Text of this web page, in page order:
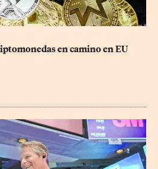
en camino en EU